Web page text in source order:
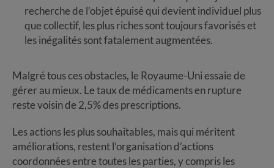
recherche de l’objet épuisé qui devient individuel plus
que collectif, les plus riches sont toujours favorisés et
les inégalités sont fatalement augmentées.
Malgré tous ces obstacles, le Royaume-Uni essaie de
gérer au mieux. Le taux de médicaments en rupture
reste voisin de 2,5% des prescriptions.
Les actions les plus souhaitables, mais qui méritent
améliorations, restent l’organisation d’actions
coordonnées entre toutes les parties, y compris les